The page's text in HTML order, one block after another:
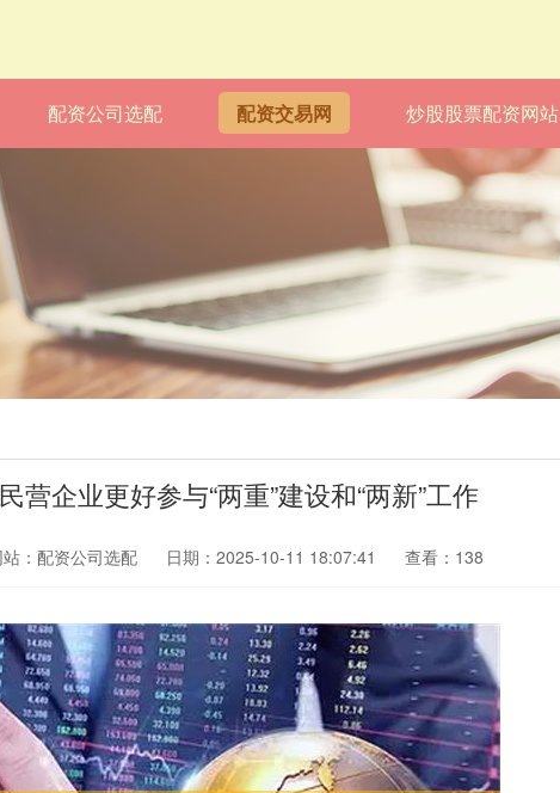
配资公司选配 配资交易网 炒股股票配资网站
营企业更好参与“两重”建设和“两新”工作
站：配资公司选配 日期：2025-10-11 18:07:41 查看：138